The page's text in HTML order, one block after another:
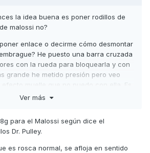
la idea buena es poner rodillos de
malossi no?
enlace o decirme cómo desmontar
He puesto una barra cruzada
con la rueda para bloquearla y con
grande he metido presión pero veo
efecto muelle que no puedo con ella. Es
no? Es decir apretar a derechas y
Ver más
para el Malossi según dice el
Dr. Pulley.
es rosca normal, se afloja en sentido